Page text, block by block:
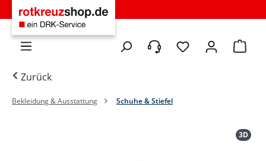
Zum Hauptinhalt springen
Du hast 0
Zurück
Bekleidung & Ausstattung Schuhe & Stiefel
3D